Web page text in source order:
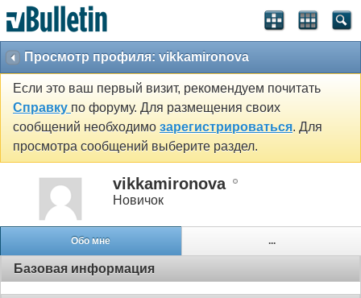
Просмотр профиля: vikkamironova
Если это ваш первый визит, рекомендуем почитать
Справку по форуму. Для размещения своих
сообщений необходимо зарегистрироваться. Для
просмотра сообщений выберите раздел.
vikkamironova
Новичок
Обо мне ...
Базовая информация